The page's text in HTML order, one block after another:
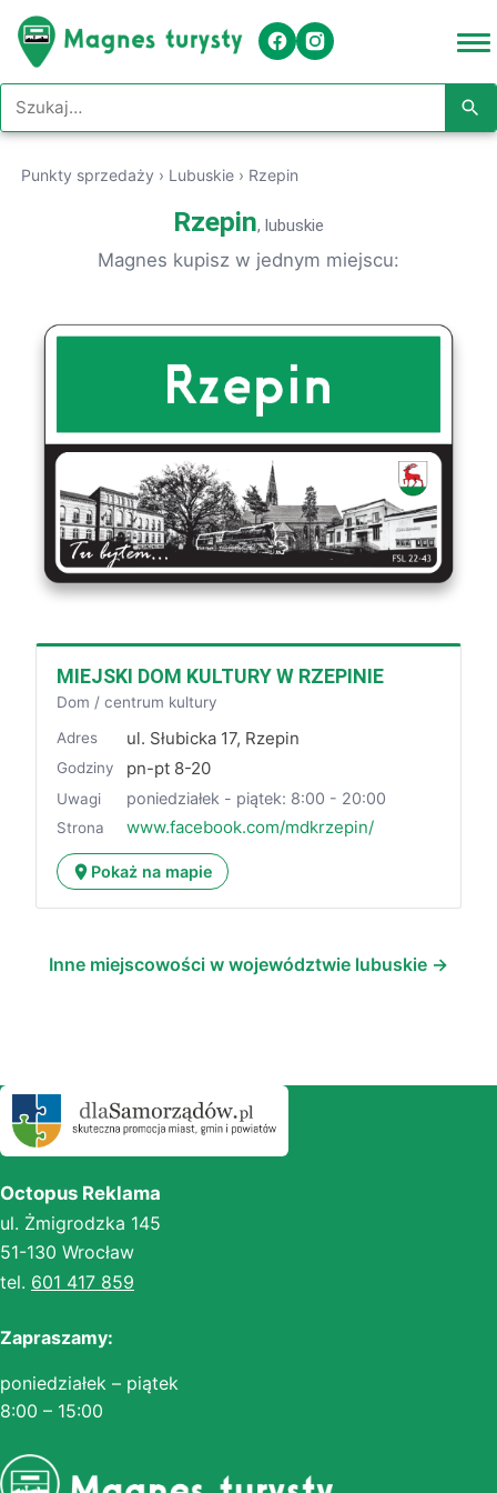
Szukaj w serwisie
Punkty sprzedaży › Lubuskie › Rzepin
Rzepin, lubuskie
Magnes kupisz w jednym miejscu:
MIEJSKI DOM KULTURY W RZEPINIE
Dom / centrum kultury
Adres ul. Słubicka 17, Rzepin
Godziny pn-pt 8-20
Uwagi poniedziałek - piątek: 8:00 - 20:00
Strona www.facebook.com/mdkrzepin/
Pokaż na mapie
Inne miejscowości w województwie lubuskie →
Octopus Reklama
ul. Żmigrodzka 145
51-130 Wrocław
tel. 601 417 859
Zapraszamy:
poniedziałek – piątek
8:00 – 15:00